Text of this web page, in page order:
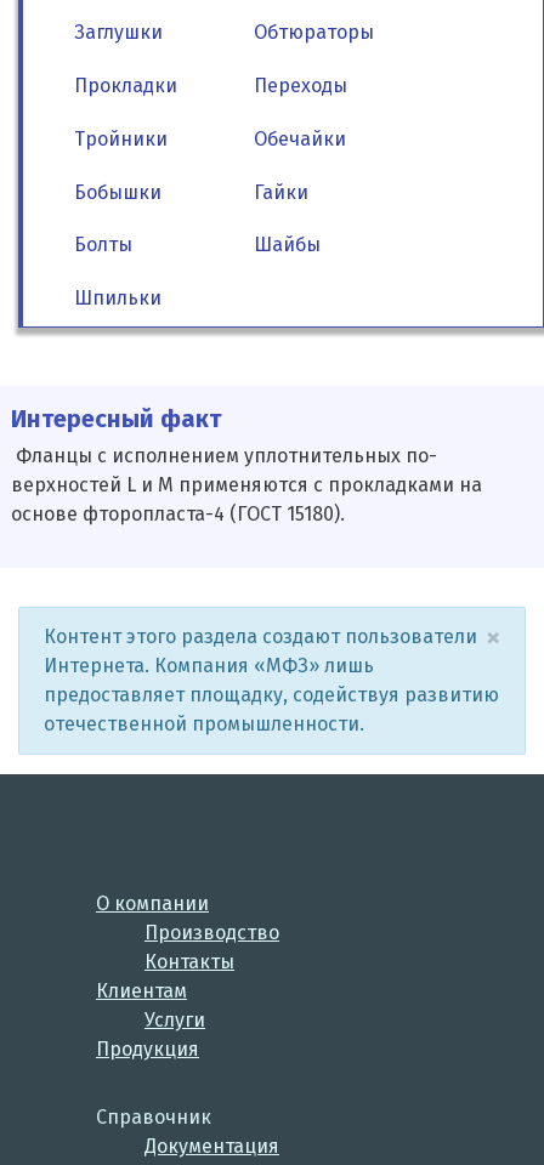
Заглушки Обтюраторы
Прокладки Переходы
Тройники Обечайки
Бобышки Гайки
Болты Шайбы
Шпильки
Интересный факт
Фланцы с исполнением уплотнительных по­
верхностей L и М применяются с прокладка­ми на
основе фторопласта-4 (ГОСТ 15180).
×
Контент этого раздела создают пользователи
Интернета. Компания «МФЗ» лишь
предоставляет площадку, содействуя развитию
отечественной промышленности.
О компании
Производство
Контакты
Клиентам
Услуги
Продукция
Справочник
Документация